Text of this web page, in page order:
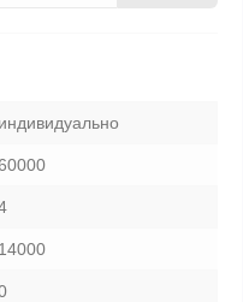
индивидуально
14000